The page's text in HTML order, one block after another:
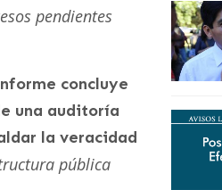
pendientes
concluye
una auditoría
la veracidad
pública